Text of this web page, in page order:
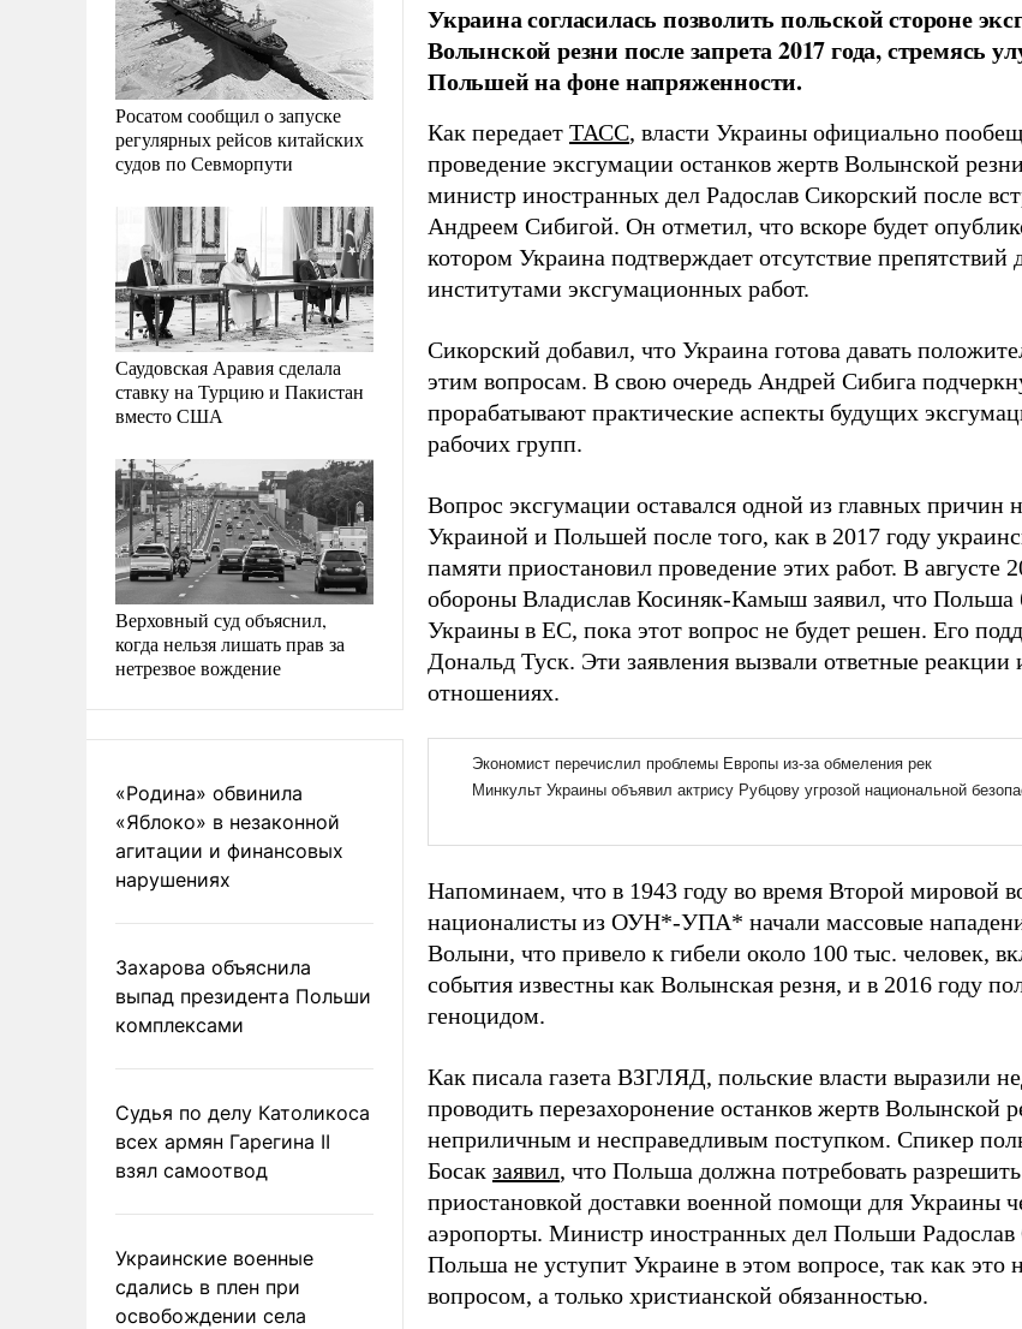
Росатом сообщил о запуске
регулярных рейсов китайских
судов по Севморпути
Саудовская Аравия сделала
ставку на Турцию и Пакистан
вместо США
Верховный суд объяснил,
когда нельзя лишать прав за
нетрезвое вождение
«Родина» обвинила
«Яблоко» в незаконной
агитации и финансовых
нарушениях
Захарова объяснила
выпад президента Польши
комплексами
Судья по делу Католикоса
всех армян Гарегина II
взял самоотвод
Украинские военные
сдались в плен при
освобождении села
Украина согласилась позволить польской стороне
Волынской резни после запрета 2017 года, стремясь
Польшей на фоне напряженности.
Как передает ТАСС, власти Украины официально
проведение эксгумации останков жертв Волынской
министр иностранных дел Радослав Сикорский после
Андреем Сибигой. Он отметил, что вскоре будет
котором Украина подтверждает отсутствие
институтами эксгумационных работ.
Сикорский добавил, что Украина готова давать
этим вопросам. В свою очередь Андрей Сибига
прорабатывают практические аспекты будущих
рабочих групп.
Вопрос эксгумации оставался одной из главных
Украиной и Польшей после того, как в 2017 году
памяти приостановил проведение этих работ. В августе
обороны Владислав Косиняк-Камыш заявил, что Польша
Украины в ЕС, пока этот вопрос не будет решен. Его
Дональд Туск. Эти заявления вызвали ответные реакции
отношениях.
Напоминаем, что в 1943 году во время Второй мировой
националисты из ОУН*-УПА* начали массовые
Волыни, что привело к гибели около 100 тыс. человек,
события известны как Волынская резня, и в 2016 году
геноцидом.
Как писала газета ВЗГЛЯД, польские власти выразили
проводить перезахоронение останков жертв Волынской
неприличным и несправедливым поступком. Спикер
Босак заявил, что Польша должна потребовать
приостановкой доставки военной помощи для Украины
аэропорты. Министр иностранных дел Польши
Польша не уступит Украине в этом вопросе, так как это
вопросом, а только христианской обязанностью.